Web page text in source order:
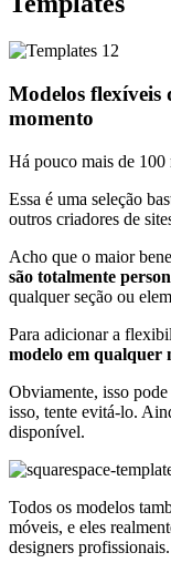
Modelos flexíveis
momento
Há pouco mais de 100
Essa é uma seleção
outros criadores de
Acho que o maior
são totalmente
qualquer seção ou
Para adicionar a
modelo em qualquer
Obviamente, isso
isso, tente evitá-lo.
disponível.
Todos os modelos
móveis, e eles
designers profissionais.